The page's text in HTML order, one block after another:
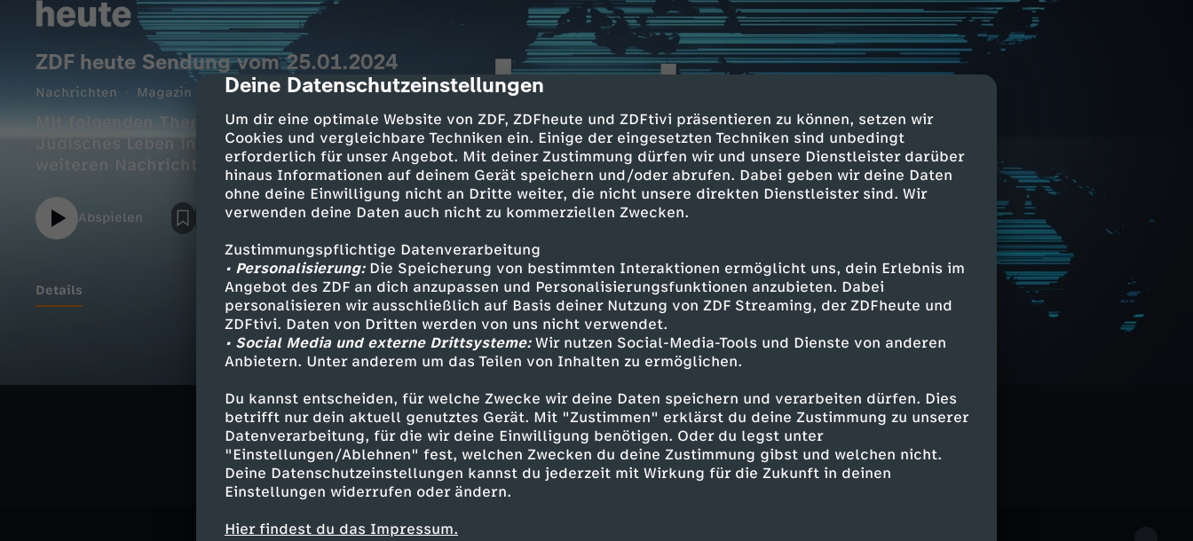
cmp-dialog-description
Deine Datenschutzeinstellungen
Um dir eine optimale Website von ZDF, ZDFheute und ZDFtivi präsentieren zu können, setzen wir
Cookies und vergleichbare Techniken ein. Einige der eingesetzten Techniken sind unbedingt
erforderlich für unser Angebot. Mit deiner Zustimmung dürfen wir und unsere Dienstleister darüber
hinaus Informationen auf deinem Gerät speichern und/oder abrufen. Dabei geben wir deine Daten
ohne deine Einwilligung nicht an Dritte weiter, die nicht unsere direkten Dienstleister sind. Wir
verwenden deine Daten auch nicht zu kommerziellen Zwecken.
Zustimmungspflichtige Datenverarbeitung
• Personalisierung:Die Speicherung von bestimmten Interaktionen ermöglicht uns, dein Erlebnis im
Angebot des ZDF an dich anzupassen und Personalisierungsfunktionen anzubieten. Dabei
personalisieren wir ausschließlich auf Basis deiner Nutzung von ZDF Streaming, der ZDFheute und
ZDFtivi. Daten von Dritten werden von uns nicht verwendet.
• Social Media und externe Drittsysteme:Wir nutzen Social-Media-Tools und Dienste von anderen
Anbietern. Unter anderem um das Teilen von Inhalten zu ermöglichen.
Du kannst entscheiden, für welche Zwecke wir deine Daten speichern und verarbeiten dürfen. Dies
betrifft nur dein aktuell genutztes Gerät. Mit "Zustimmen" erklärst du deine Zustimmung zu unserer
Datenverarbeitung, für die wir deine Einwilligung benötigen. Oder du legst unter
"Einstellungen/Ablehnen" fest, welchen Zwecken du deine Zustimmung gibst und welchen nicht.
Deine Datenschutzeinstellungen kannst du jederzeit mit Wirkung für die Zukunft in deinen
Einstellungen widerrufen oder ändern.
Hier findest du das Impressum.
ZDF heute Sendung vom 25.01.2024
Nachrichten Magazin informativ 10 Min. 25.01.2024 ZDF
Mit folgenden Themen: Lokführer-Streik schadet auch der Wirtschaft;
Jüdisches Leben in Deutschland; "Weltoffenes Thüringen" gegen Rechts;
weiteren Nachrichten und dem Wetter.
Abspielen
Details
Nachrichten Magazin informativ heute